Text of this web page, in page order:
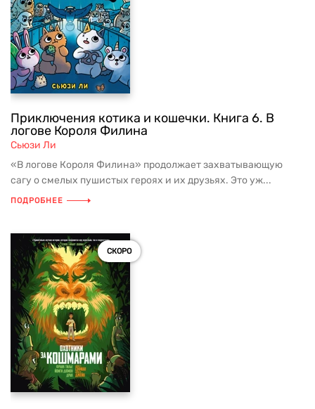
Приключения котика и кошечки. Книга 6. В
логове Короля Филина
Сьюзи Ли
«В логове Короля Филина» продолжает захватывающую
сагу о смелых пушистых героях и их друзьях. Это уж...
ПОДРОБНЕЕ
СКОРО